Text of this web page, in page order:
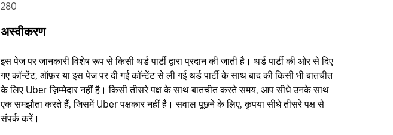
280
अस्वीकरण
इस पेज पर जानकारी विशेष रूप से किसी थर्ड पार्टी द्वारा प्रदान की जाती है। थर्ड पार्टी की ओर से दिए
गए कॉन्टेंट, ऑफ़र या इस पेज पर दी गई कॉन्टेंट से ली गई थर्ड पार्टी के साथ बाद की किसी भी बातचीत
के लिए Uber ज़िम्मेदार नहीं है। किसी तीसरे पक्ष के साथ बातचीत करते समय, आप सीधे उनके साथ
एक समझौता करते हैं, जिसमें Uber पक्षकार नहीं है। सवाल पूछने के लिए, कृपया सीधे तीसरे पक्ष से
संपर्क करें।